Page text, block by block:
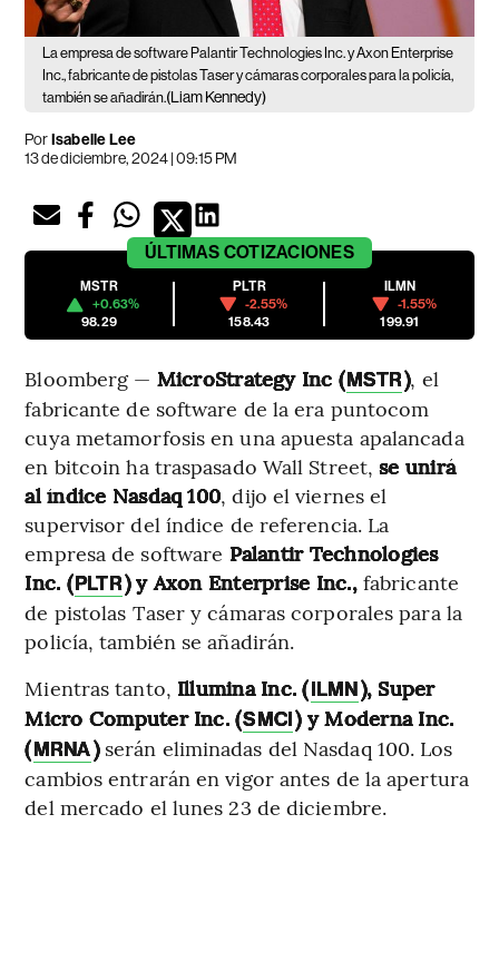
La empresa de software Palantir Technologies Inc. y Axon Enterprise
Inc., fabricante de pistolas Taser y cámaras corporales para la policía,
también se añadirán.(Liam Kennedy)
PorIsabelle Lee
13 de diciembre, 2024 | 09:15 PM
ÚLTIMAS COTIZACIONES
MSTR
+0.63%
98.29
PLTR
-2.55%
158.43
ILMN
-1.55%
199.91
Bloomberg — MicroStrategy Inc (MSTR), el
fabricante de software de la era puntocom
cuya metamorfosis en una apuesta apalancada
en bitcoin ha traspasado Wall Street,se unirá
al índice Nasdaq 100, dijo el viernes el
supervisor del índice de referencia. La
empresa de software Palantir Technologies
Inc. (PLTR) y Axon Enterprise Inc.,fabricante
de pistolas Taser y cámaras corporales para la
policía, también se añadirán.
Mientras tanto, Illumina Inc. (ILMN), Super
Micro Computer Inc. (SMCI) y Moderna Inc.
(MRNA)serán eliminadas del Nasdaq 100. Los
cambios entrarán en vigor antes de la apertura
del mercado el lunes 23 de diciembre.